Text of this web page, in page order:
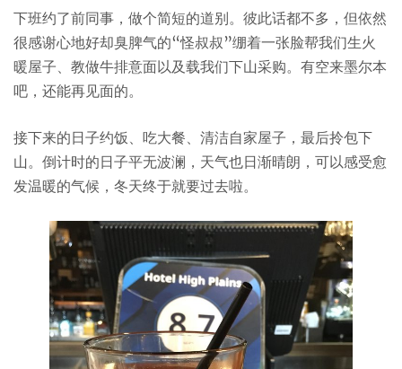
下班约了前同事，做个简短的道别。彼此话都不多，但依然
很感谢心地好却臭脾气的“怪叔叔”绷着一张脸帮我们生火
暖屋子、教做牛排意面以及载我们下山采购。有空来墨尔本
吧，还能再见面的。
接下来的日子约饭、吃大餐、清洁自家屋子，最后拎包下
山。倒计时的日子平无波澜，天气也日渐晴朗，可以感受愈
发温暖的气候，冬天终于就要过去啦。